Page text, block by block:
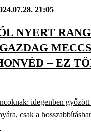
21:05
NYERT
– EZ
idegenben
csak a